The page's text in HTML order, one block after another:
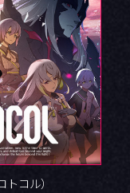
コル）